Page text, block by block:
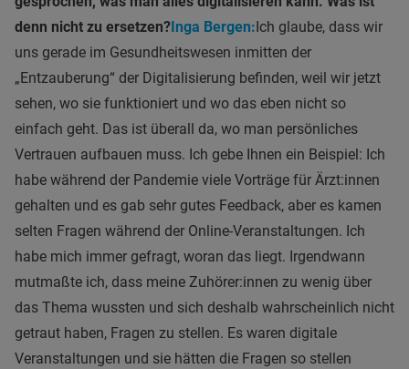
denn nicht zu ersetzen?Inga Bergen:Ich glaube, dass wir
uns gerade im Gesundheitswesen inmitten der
„Entzauberung“ der Digitalisierung befinden, weil wir jetzt
sehen, wo sie funktioniert und wo das eben nicht so
einfach geht. Das ist überall da, wo man persönliches
Vertrauen aufbauen muss. Ich gebe Ihnen ein Beispiel: Ich
habe während der Pandemie viele Vorträge für Ärzt:innen
gehalten und es gab sehr gutes Feedback, aber es kamen
selten Fragen während der Online-Veranstaltungen. Ich
habe mich immer gefragt, woran das liegt. Irgendwann
mutmaßte ich, dass meine Zuhörer:innen zu wenig über
das Thema wussten und sich deshalb wahrscheinlich nicht
getraut haben, Fragen zu stellen. Es waren digitale
Veranstaltungen und sie hätten die Fragen so stellen